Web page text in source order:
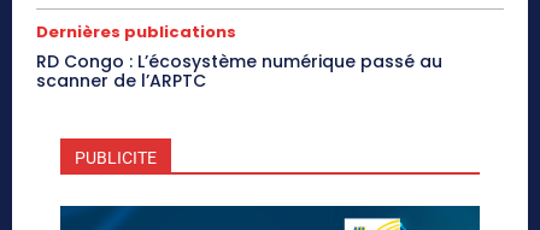
Dernières publications
RD Congo : L’écosystème numérique passé au
scanner de l’ARPTC
PUBLICITE